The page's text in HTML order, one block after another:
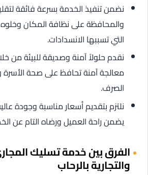
نضمن تنفيذ الخدمة بسرعة فائقة
والمحافظة على نظافة المكان وخلوه
التي تسببها الانسدادات.
نقدم حلولاً آمنة وصديقة للبيئة من
معالجة آمنة تحافظ على صحة
الصرف.
نلتزم بتقديم أسعار مناسبة وجودة
يضمن راحة العميل ورضاه التام عن
الفرق بين خدمة تسليك
والتجارية بالرحاب